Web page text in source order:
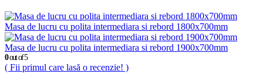
Masa de lucru cu polita intermediara si rebord 1800x700mm
Masa de lucru cu polita intermediara si rebord 1900x700mm
0out of 5
( Fii primul care lasă o recenzie! )